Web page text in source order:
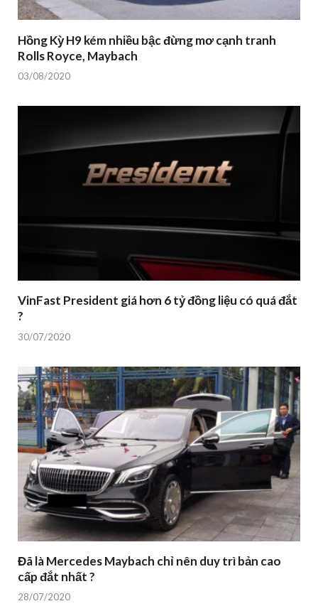
Hồng Kỳ H9 kém nhiều bậc đừng mơ cạnh tranh
Rolls Royce, Maybach
03/08/2020
VinFast President giá hơn 6 tỷ đồng liệu có quá đắt
?
30/07/2020
Đã là Mercedes Maybach chỉ nên duy trì bản cao
cấp đắt nhất ?
28/07/2020